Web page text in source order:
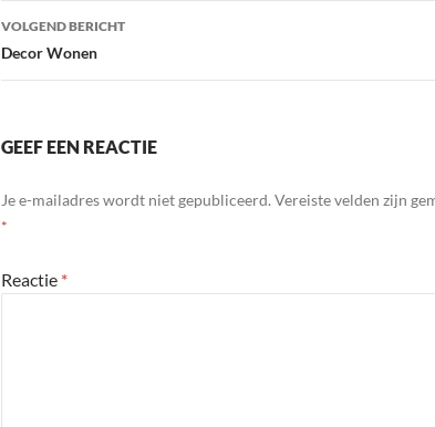
VOLGEND BERICHT
Decor Wonen
GEEF EEN REACTIE
Je e-mailadres wordt niet gepubliceerd. Vereiste velden zijn
*
Reactie *